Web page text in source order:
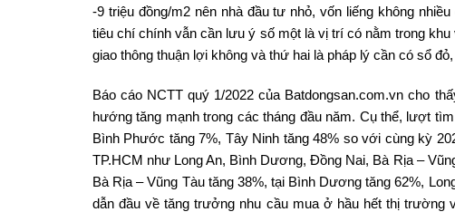
-9 triệu đồng/m2 nên nhà đầu tư nhỏ, vốn liếng không
tiêu chí chính vẫn cần lưu ý số một là vị trí có nằm trong
giao thông thuận lợi không và thứ hai là pháp lý cần có sổ
Báo cáo NCTT quý 1/2022 của Batdongsan.com.vn cho
hướng tăng mạnh trong các tháng đầu năm. Cụ thể, lượt
Bình Phước tăng 7%, Tây Ninh tăng 48% so với cùng kỳ
TP.HCM như Long An, Bình Dương, Đồng Nai, Bà Rịa –
Bà Rịa – Vũng Tàu tăng 38%, tại Bình Dương tăng 62%,
dẫn đầu về tăng trưởng nhu cầu mua ở hầu hết thị trường